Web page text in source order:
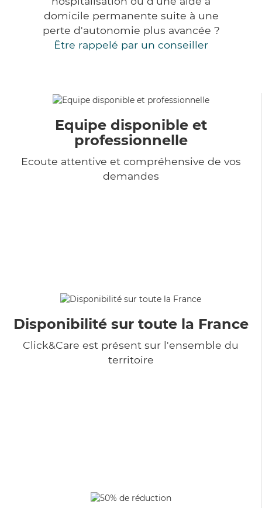
domicile permanente suite à une
perte d'autonomie plus avancée ?
Être rappelé par un conseiller
Equipe disponible et
professionnelle
Ecoute attentive et compréhensive de vos
demandes
Disponibilité sur toute la France
Click&Care est présent sur l'ensemble du
territoire